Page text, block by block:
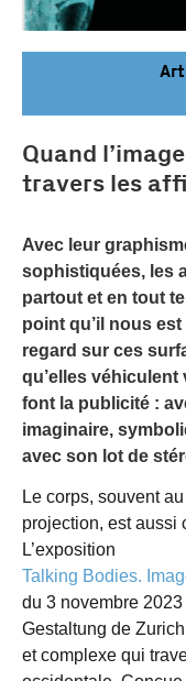
Quand
travers les
Avec leur
sophistiquées, les
partout et en tout
point qu’il nous
regard sur ces
qu’elles
font la publicité :
imaginaire,
avec son lot de
Le corps, souvent
projection, est aussi
L’exposition
Talking Bodies.
du 3 novembre
Gestaltung de
et complexe qui